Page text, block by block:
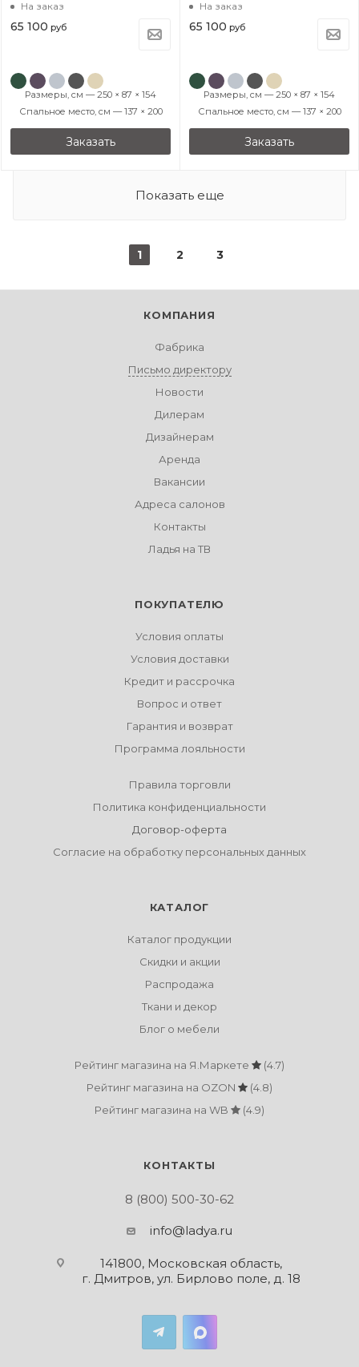
На заказ
65 100 руб
Размеры, см — 250 × 87 × 154
Спальное место, см — 137 × 200
Заказать
На заказ
65 100 руб
Размеры, см — 250 × 87 × 154
Спальное место, см — 137 × 200
Заказать
Показать еще
1 2 3
КОМПАНИЯ
Фабрика
Письмо директору
Новости
Дилерам
Дизайнерам
Аренда
Вакансии
Адреса салонов
Контакты
Ладья на ТВ
ПОКУПАТЕЛЮ
Условия оплаты
Условия доставки
Кредит и рассрочка
Вопрос и ответ
Гарантия и возврат
Программа лояльности
Правила торговли
Политика конфиденциальности
Договор-оферта
Согласие на обработку персональных данных
КАТАЛОГ
Каталог продукции
Скидки и акции
Распродажа
Ткани и декор
Блог о мебели
Рейтинг магазина на Я.Маркете
(4.7)
Рейтинг магазина на OZON
(4.8)
Рейтинг магазина на WB
(4.9)
КОНТАКТЫ
8 (800) 500-30-62
info@ladya.ru
141800, Московская область,
г. Дмитров, ул. Бирлово поле, д. 18